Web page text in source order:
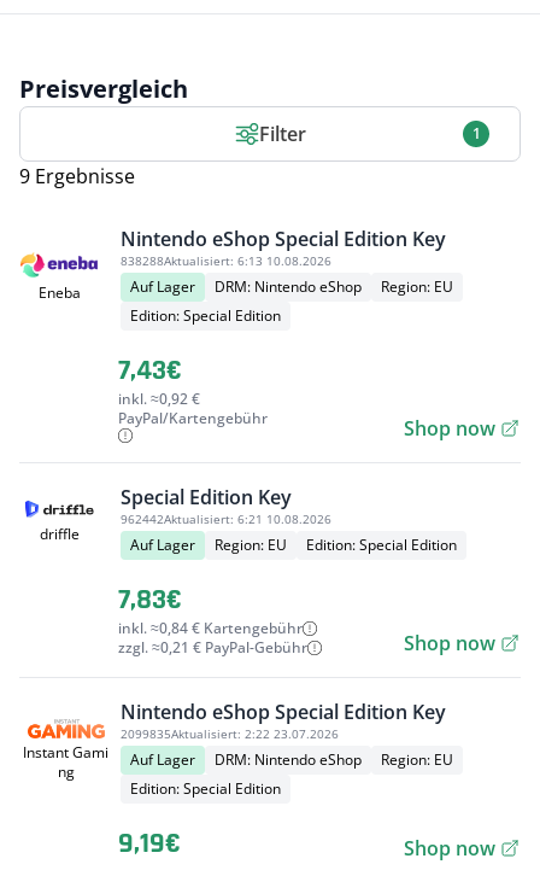
Preisvergleich
Filter 1
9 Ergebnisse
Eneba
Nintendo eShop Special Edition Key
838288Aktualisiert: 6:13 10.08.2026
Auf Lager DRM: Nintendo eShop
Region: EU
Edition: Special Edition
7,43€
inkl. ≈0,92 €
PayPal/Kartengebühr
Shop now
driffle
Special Edition Key
962442Aktualisiert: 6:21 10.08.2026
Auf Lager Region: EU Edition: Special Edition
7,83€
inkl. ≈0,84 € Kartengebühr
zzgl. ≈0,21 € PayPal-Gebühr
Shop now
Instant Gami
ng
Nintendo eShop Special Edition Key
2099835Aktualisiert: 2:22 23.07.2026
Auf Lager DRM: Nintendo eShop
Region: EU
Edition: Special Edition
9,19€ Shop now